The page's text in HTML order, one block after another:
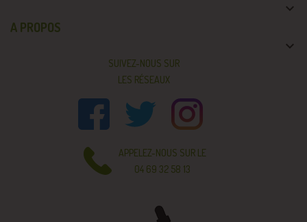

A PROPOS

SUIVEZ-NOUS SUR
LES RÉSEAUX
APPELEZ-NOUS SUR LE
04 69 32 58 13